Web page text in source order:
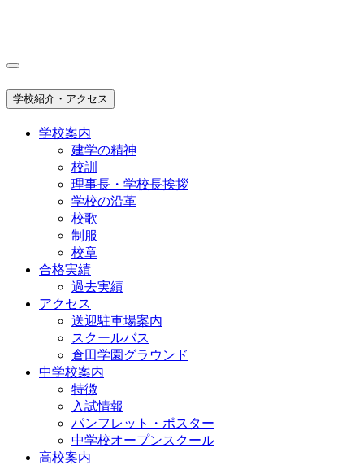
学校紹介・アクセス
学校案内
建学の精神
校訓
理事長・学校長挨拶
学校の沿革
校歌
制服
校章
合格実績
過去実績
アクセス
送迎駐車場案内
スクールバス
倉田学園グラウンド
中学校案内
特徴
入試情報
パンフレット・ポスター
中学校オープンスクール
高校案内